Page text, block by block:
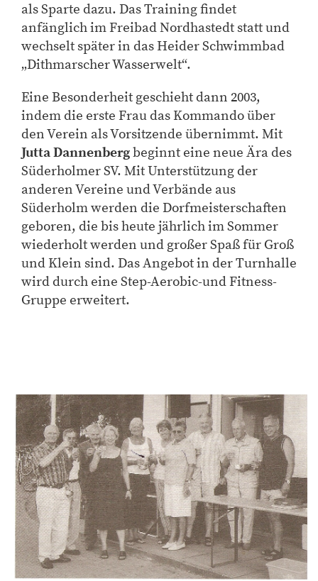
als Sparte dazu. Das Training findet
anfänglich im Freibad Nordhastedt statt und
wechselt später in das Heider Schwimmbad
„Dithmarscher Wasserwelt“.
Eine Besonderheit geschieht dann 2003,
indem die erste Frau das Kommando über
den Verein als Vorsitzende übernimmt. Mit
Jutta Dannenbergbeginnt eine neue Ära des
Süderholmer SV. Mit Unterstützung der
anderen Vereine und Verbände aus
Süderholm werden die Dorfmeisterschaften
geboren, die bis heute jährlich im Sommer
wiederholt werden und großer Spaß für Groß
und Klein sind. Das Angebot in der Turnhalle
wird durch eine Step-Aerobic-und Fitness-
Gruppe erweitert.